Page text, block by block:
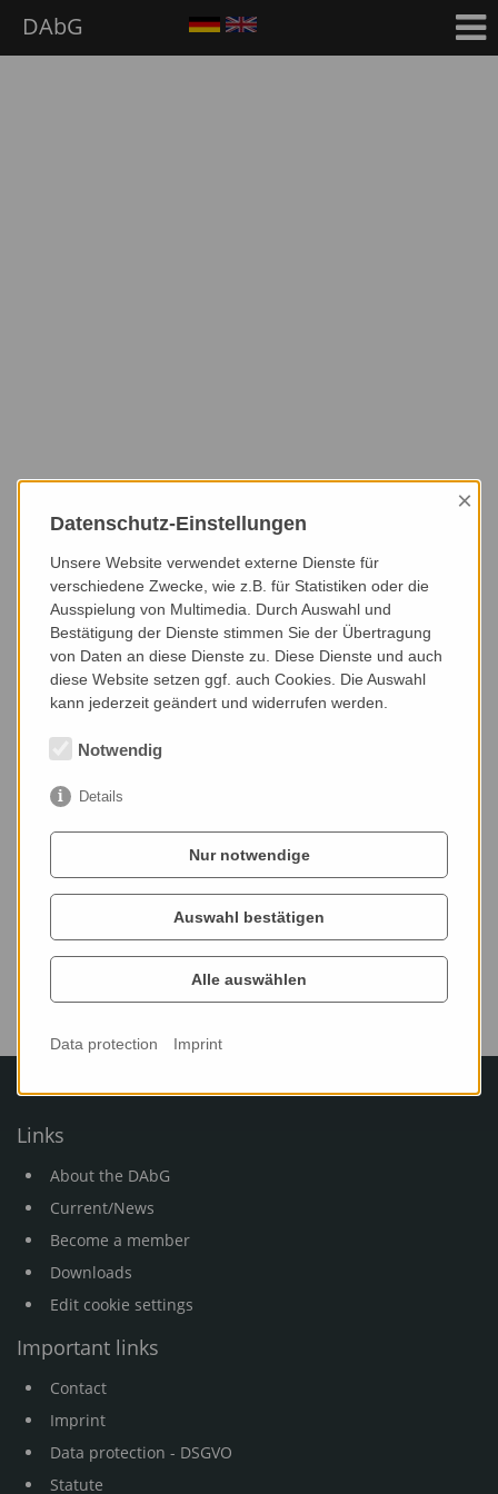
Experiments in space
Planetary analogue studies
Origin of life
Microbiological model
organisms
Early and Present Earth
Links
About the DAbG
Current/News
Become a member
Downloads
Edit cookie settings
Important links
Contact
Imprint
Data protection - DSGVO
Statute
Datenschutz-Einstellungen
×
Unsere Website verwendet externe Dienste für
verschiedene Zwecke, wie z.B. für Statistiken oder die
Ausspielung von Multimedia. Durch Auswahl und
Bestätigung der Dienste stimmen Sie der Übertragung
von Daten an diese Dienste zu. Diese Dienste und auch
diese Website setzen ggf. auch Cookies. Die Auswahl
kann jederzeit geändert und widerrufen werden.
Notwendig
Details
Nur notwendige
Auswahl bestätigen
Alle auswählen
Data protection Imprint